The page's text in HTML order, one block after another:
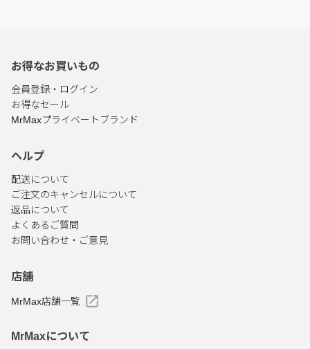
お得なお買いもの
会員登録・ログイン
お得なセール
MrMaxプライベートブランド
ヘルプ
配送について
ご注文のキャンセルについて
返品について
よくあるご質問
お問い合わせ・ご意見
店舗
MrMax店舗一覧
MrMaxについて